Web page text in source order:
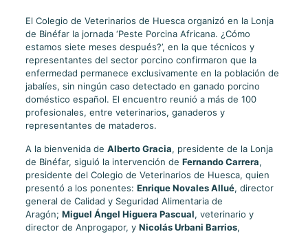
El Colegio de Veterinarios de Huesca organizó en la Lonja
de Binéfar la jornada ‘Peste Porcina Africana. ¿Cómo
estamos siete meses después?’, en la que técnicos y
representantes del sector porcino confirmaron que la
enfermedad permanece exclusivamente en la población de
jabalíes, sin ningún caso detectado en ganado porcino
doméstico español. El encuentro reunió a más de 100
profesionales, entre veterinarios, ganaderos y
representantes de mataderos.
A la bienvenida de Alberto Gracia, presidente de la Lonja
de Binéfar, siguió la intervención de Fernando Carrera,
presidente del Colegio de Veterinarios de Huesca, quien
presentó a los ponentes: Enrique Novales Allué, director
general de Calidad y Seguridad Alimentaria de
Aragón; Miguel Ángel Higuera Pascual, veterinario y
director de Anprogapor, y Nicolás Urbani Barrios,